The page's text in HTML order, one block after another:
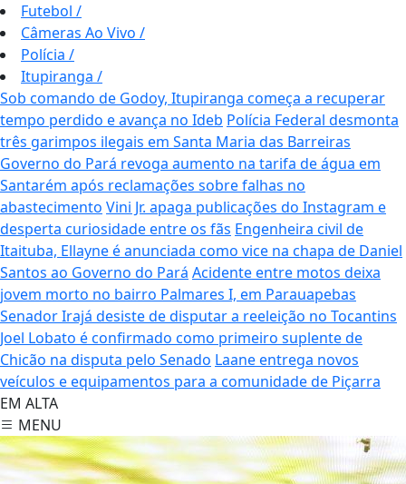
Futebol /
Câmeras Ao Vivo /
Polícia /
Itupiranga /
Sob comando de Godoy, Itupiranga começa a recuperar
tempo perdido e avança no Ideb Polícia Federal desmonta
três garimpos ilegais em Santa Maria das Barreiras
Governo do Pará revoga aumento na tarifa de água em
Santarém após reclamações sobre falhas no
abastecimento Vini Jr. apaga publicações do Instagram e
desperta curiosidade entre os fãs Engenheira civil de
Itaituba, Ellayne é anunciada como vice na chapa de Daniel
Santos ao Governo do Pará Acidente entre motos deixa
jovem morto no bairro Palmares I, em Parauapebas
Senador Irajá desiste de disputar a reeleição no Tocantins
Joel Lobato é confirmado como primeiro suplente de
Chicão na disputa pelo Senado Laane entrega novos
veículos e equipamentos para a comunidade de Piçarra
EM ALTA
MENU